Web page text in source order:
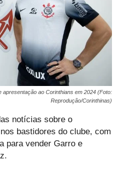
apresentação ao Corinthians em 2024 (Foto:
Reprodução/Corinthinas)
notícias sobre o
bastidores do clube, com
para vender Garro e